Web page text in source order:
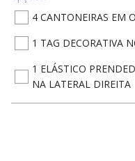
4 CANTONEIRAS EM
1 TAG DECORATIVA
1 ELÁSTICO
NA LATERAL DIREITA
1 ELÁSTICO